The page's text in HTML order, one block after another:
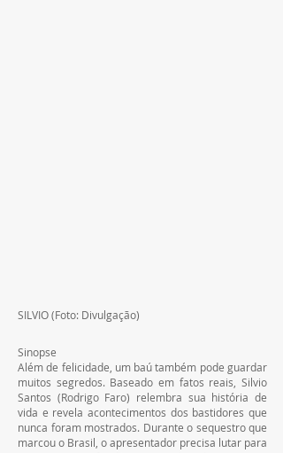
SILVIO (Foto: Divulgação)
Sinopse
Além de felicidade, um baú também pode guardar
muitos segredos. Baseado em fatos reais, Silvio
Santos (Rodrigo Faro) relembra sua história de
vida e revela acontecimentos dos bastidores que
nunca foram mostrados. Durante o sequestro que
marcou o Brasil, o apresentador precisa lutar para